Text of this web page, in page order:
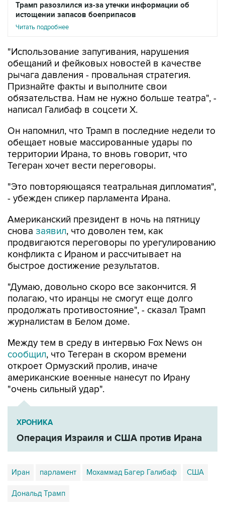
Трамп разозлился из-за утечки информации об
истощении запасов боеприпасов
Читать подробнее
"Использование запугивания, нарушения
обещаний и фейковых новостей в качестве
рычага давления - провальная стратегия.
Признайте факты и выполните свои
обязательства. Нам не нужно больше театра", -
написал Галибаф в соцсети X.
Он напомнил, что Трамп в последние недели то
обещает новые массированные удары по
территории Ирана, то вновь говорит, что
Тегеран хочет вести переговоры.
"Это повторяющаяся театральная дипломатия",
- убежден спикер парламента Ирана.
Американский президент в ночь на пятницу
снова заявил, что доволен тем, как
продвигаются переговоры по урегулированию
конфликта с Ираном и рассчитывает на
быстрое достижение результатов.
"Думаю, довольно скоро все закончится. Я
полагаю, что иранцы не смогут еще долго
продолжать противостояние", - сказал Трамп
журналистам в Белом доме.
Между тем в среду в интервью Fox News он
сообщил, что Тегеран в скором времени
откроет Ормузский пролив, иначе
американские военные нанесут по Ирану
"очень сильный удар".
ХРОНИКА
Операция Израиля и США против Ирана
Иран парламент Мохаммад Багер Галибаф США
Дональд Трамп